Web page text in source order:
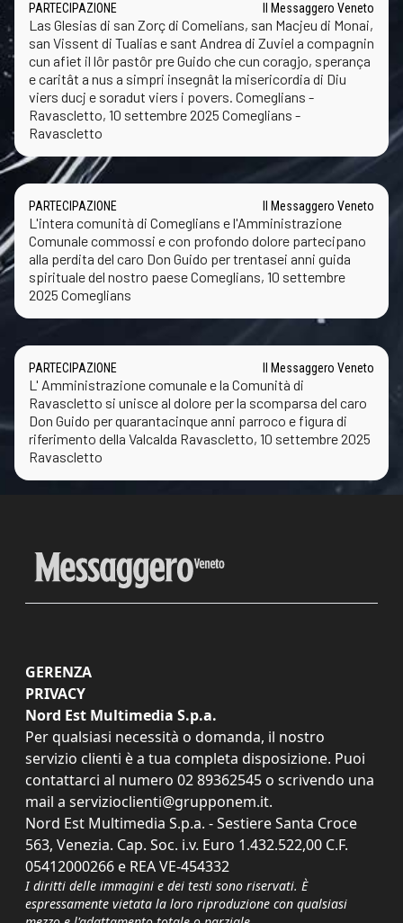
PARTECIPAZIONE Il Messaggero Veneto
Las Glesias di san Zorç di Comelians, san Macjeu di Monai,
san Vissent di Tualias e sant Andrea di Zuviel a compagnin
cun afiet il lôr pastôr pre Guido che cun coragjo, sperança
e caritât a nus a simpri insegnât la misericordia di Diu
viers ducj e soradut viers i povers. Comeglians -
Ravascletto, 10 settembre 2025 Comeglians -
Ravascletto
PARTECIPAZIONE Il Messaggero Veneto
L'intera comunità di Comeglians e l'Amministrazione
Comunale commossi e con profondo dolore partecipano
alla perdita del caro Don Guido per trentasei anni guida
spirituale del nostro paese Comeglians, 10 settembre
2025 Comeglians
PARTECIPAZIONE Il Messaggero Veneto
L' Amministrazione comunale e la Comunità di
Ravascletto si unisce al dolore per la scomparsa del caro
Don Guido per quarantacinque anni parroco e figura di
riferimento della Valcalda Ravascletto, 10 settembre 2025
Ravascletto
GERENZA
PRIVACY
Nord Est Multimedia S.p.a.
Per qualsiasi necessità o domanda, il nostro
servizio clienti è a tua completa disposizione. Puoi
contattarci al numero 02 89362545 o scrivendo una
mail a servizioclienti@grupponem.it.
Nord Est Multimedia S.p.a. - Sestiere Santa Croce
563, Venezia. Cap. Soc. i.v. Euro 1.432.522,00 C.F.
05412000266 e REA VE-454332
I diritti delle immagini e dei testi sono riservati. È
espressamente vietata la loro riproduzione con qualsiasi